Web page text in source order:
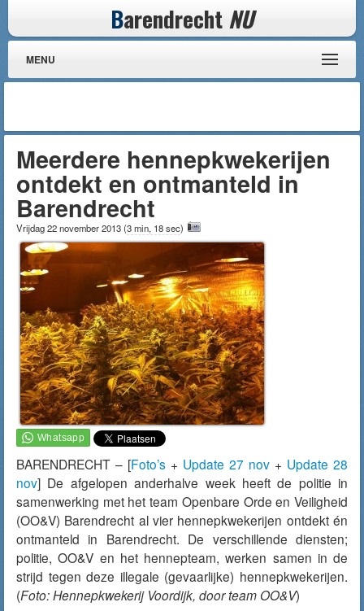
Barendrecht NU
MENU
Meerdere hennepkwekerijen
ontdekt en ontmanteld in
Barendrecht
Vrijdag 22 november 2013(3 min, 18 sec)
BARENDRECHT – [Foto’s + Update 27 nov + Update 28
nov] De afgelopen anderhalve week heeft de politie in
samenwerking met het team Openbare Orde en Veiligheid
(OO&V) Barendrecht al vier hennepkwekerijen ontdekt én
ontmanteld in Barendrecht. De verschillende diensten;
politie, OO&V en het hennepteam, werken samen in de
strijd tegen deze illegale (gevaarlijke) hennepkwekerijen.
(Foto: Hennepkwekerij Voordijk, door team OO&V)